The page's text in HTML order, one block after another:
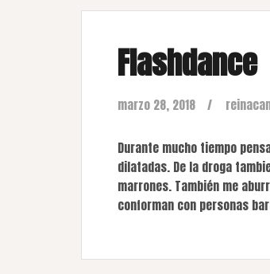
Flashdance
marzo 28, 2018
Durante mucho tiempo
dilatadas. De la droga
marrones. También me
conforman con personas